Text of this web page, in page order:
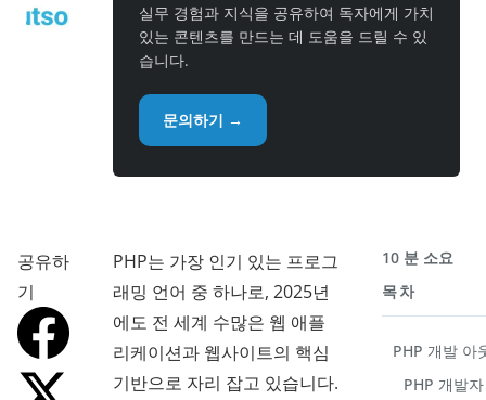
실무 경험과 지식을 공유하여 독자에게 가치
있는 콘텐츠를 만드는 데 도움을 드릴 수 있
습니다.
문의하기 →
공유하
기
PHP는 가장 인기 있는 프로그
래밍 언어 중 하나로, 2025년
에도 전 세계 수많은 웹 애플
리케이션과 웹사이트의 핵심
기반으로 자리 잡고 있습니다.
10 분 소요
목차
PHP 개발 아
PHP 개발